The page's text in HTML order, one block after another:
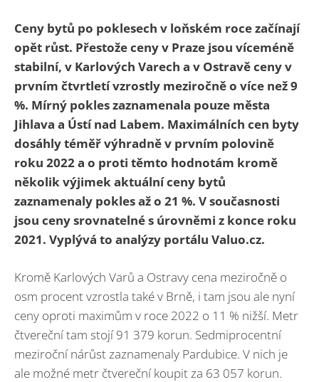
Ceny bytů po poklesech v loňském roce začínají
opět růst. Přestože ceny v Praze jsou víceméně
stabilní, v Karlových Varech a v Ostravě ceny v
prvním čtvrtletí vzrostly meziročně o více než 9
%. Mírný pokles zaznamenala pouze města
Jihlava a Ústí nad Labem. Maximálních cen byty
dosáhly téměř výhradně v prvním polovině
roku 2022 a o proti těmto hodnotám kromě
několik výjimek aktuální ceny bytů
zaznamenaly pokles až o 21 %. V současnosti
jsou ceny srovnatelné s úrovněmi z konce roku
2021. Vyplývá to analýzy portálu Valuo.cz.
Kromě Karlových Varů a Ostravy cena meziročně o
osm procent vzrostla také v Brně, i tam jsou ale nyní
ceny oproti maximům v roce 2022 o 11 % nižší. Metr
čtvereční tam stojí 91 379 korun. Sedmiprocentní
meziroční nárůst zaznamenaly Pardubice. V nich je
ale možné metr čtvereční koupit za 63 057 korun.